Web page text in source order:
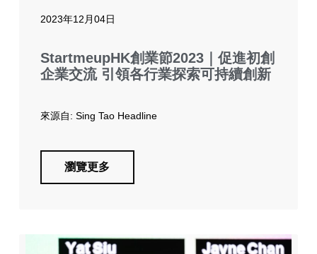
2023年12月04日
StartmeupHK創業節2023｜促進初創
企業交流 引領各行業探索可持續創新
來源自: Sing Tao Headline
瀏覽更多